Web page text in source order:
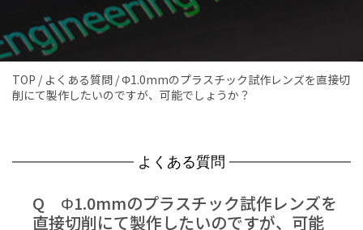
TOP / よくある質問 /Φ1.0mmのプラスチック試作レンズを直接切
削にて製作したいのですが、可能でしょうか？
よくある質問
Q Φ1.0mmのプラスチック試作レンズを
直接切削にて製作したいのですが、可能